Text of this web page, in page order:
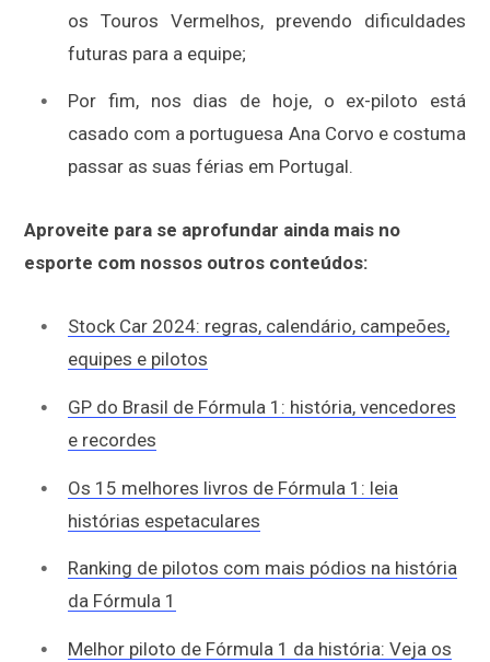
os Touros Vermelhos, prevendo dificuldades
futuras para a equipe;
Por fim, nos dias de hoje, o ex-piloto está
casado com a portuguesa Ana Corvo e costuma
passar as suas férias em Portugal.
Aproveite para se aprofundar ainda mais no
esporte com nossos outros conteúdos:
Stock Car 2024: regras, calendário, campeões,
equipes e pilotos
GP do Brasil de Fórmula 1: história, vencedores
e recordes
Os 15 melhores livros de Fórmula 1: leia
histórias espetaculares
Ranking de pilotos com mais pódios na história
da Fórmula 1
Melhor piloto de Fórmula 1 da história: Veja os